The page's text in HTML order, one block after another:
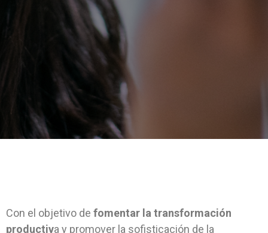
Con el objetivo de fomentar la transformación
productiva y promover la sofisticación de la